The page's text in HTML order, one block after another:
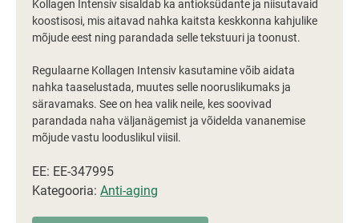
Kollagen Intensiv sisaldab ka antioksüdante ja niisutavaid
koostisosi, mis aitavad nahka kaitsta keskkonna kahjulike
mõjude eest ning parandada selle tekstuuri ja toonust.
Regulaarne Kollagen Intensiv kasutamine võib aidata
nahka taaselustada, muutes selle nooruslikumaks ja
säravamaks. See on hea valik neile, kes soovivad
parandada naha väljanägemist ja võidelda vananemise
mõjude vastu looduslikul viisil.
EE: EE-347995
Kategooria: Anti-aging